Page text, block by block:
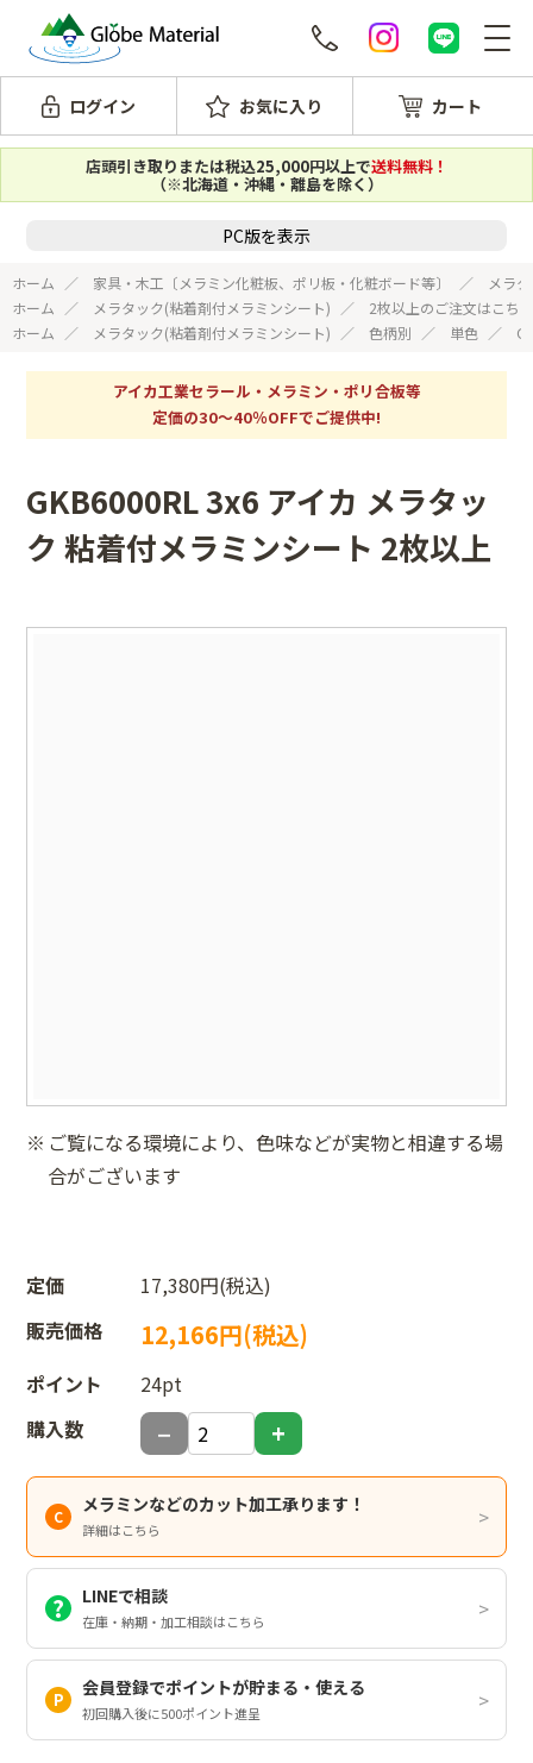
ログイン お気に入り カート
店頭引き取りまたは税込25,000円以上で送料無料！
（※北海道・沖縄・離島を除く）
PC版を表示
ホーム 家具・木工〔メラミン化粧板、ポリ板・化粧ボード等〕
メラ
ホーム
メラタック(粘着剤付メラミンシート)
2枚以上のご注文はこち
ホーム
メラタック(粘着剤付メラミンシート) 色柄別 単色
アイカ工業セラール・メラミン・ポリ合板等
定価の30～40％OFFでご提供中!
GKB6000RL 3x6 アイカ メラタッ
ク 粘着付メラミンシート 2枚以上
ご覧になる環境により、色味などが実物と相違する場
合がございます
定価
17,380円(税込)
販売価格
12,166円(税込)
ポイント
24pt
購入数
メラミンなどのカット加工承ります！
詳細はこちら
LINEで相談
在庫・納期・加工相談はこちら
会員登録でポイントが貯まる・使える
初回購入後に500ポイント進呈